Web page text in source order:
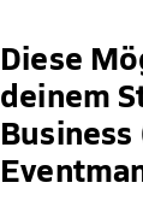
Diese
deinem